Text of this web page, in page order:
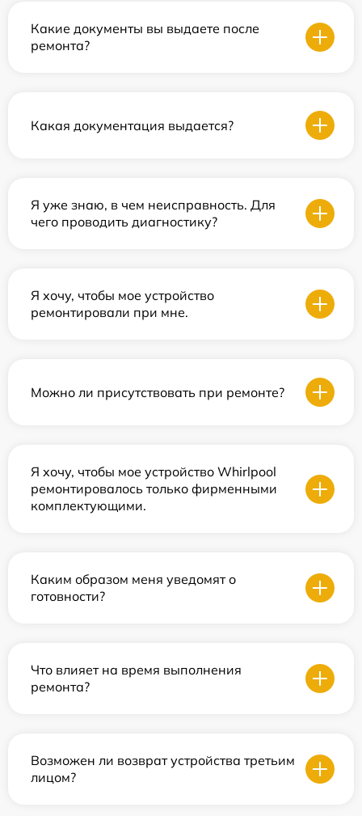
Какие документы вы выдаете после
ремонта?
Какая документация выдается?
Я уже знаю, в чем неисправность. Для
чего проводить диагностику?
Я хочу, чтобы мое устройство
ремонтировали при мне.
Можно ли присутствовать при ремонте?
Я хочу, чтобы мое устройство Whirlpool
ремонтировалось только фирменными
комплектующими.
Каким образом меня уведомят о
готовности?
Что влияет на время выполнения
ремонта?
Возможен ли возврат устройства третьим
лицом?